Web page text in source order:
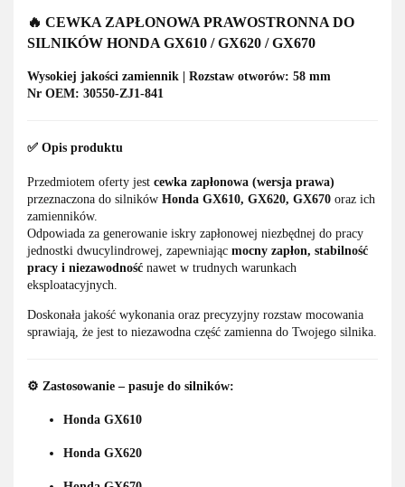
🔥 CEWKA ZAPŁONOWA PRAWOSTRONNA DO
SILNIKÓW HONDA GX610 / GX620 / GX670
Wysokiej jakości zamiennik | Rozstaw otworów: 58 mm
Nr OEM: 30550-ZJ1-841
✅ Opis produktu
Przedmiotem oferty jest cewka zapłonowa (wersja prawa)
przeznaczona do silników Honda GX610, GX620, GX670 oraz ich
zamienników.
Odpowiada za generowanie iskry zapłonowej niezbędnej do pracy
jednostki dwucylindrowej, zapewniając mocny zapłon, stabilność
pracy i niezawodność nawet w trudnych warunkach
eksploatacyjnych.
Doskonała jakość wykonania oraz precyzyjny rozstaw mocowania
sprawiają, że jest to niezawodna część zamienna do Twojego silnika.
⚙️ Zastosowanie – pasuje do silników:
Honda GX610
Honda GX620